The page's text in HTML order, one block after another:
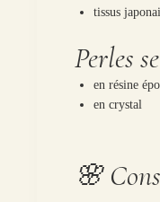
tissus
Perles
en résine
en crystal
🌸